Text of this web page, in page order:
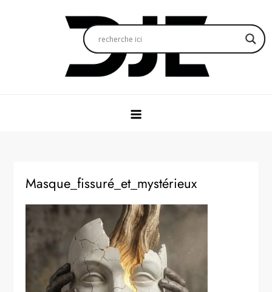
Masque_fissuré_et_mystérieux